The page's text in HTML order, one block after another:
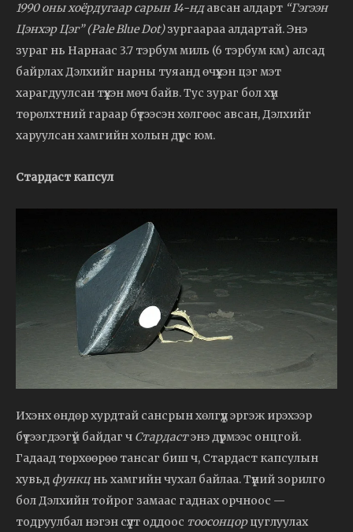
1990 оны хоёрдугаар сарын 14-ндавсан алдарт “Гэгээн
Цэнхэр Цэг” (Pale Blue Dot)зургаараа алдартай. Энэ
зураг нь Нарнаас 3.7 тэрбум миль (6 тэрбум км) алсад
байрлах Дэлхийг нарны туяанд өчүүхэн цэг мэт
харагдуулсан түүхэн мөч байв. Тус зураг бол хүн
төрөлхтний гараар бүтээсэн хөлгөөс авсан, Дэлхийг
харуулсан хамгийн холын дүрс юм.
Стардаст капсул
Ихэнх өндөр хурдтай сансрын хөлгүүд эргэж ирэхээр
бүтээгдээгүй байдаг ч Стардастэнэ дүрмээс онцгой.
Гадаад төрхөөрөө тансаг биш ч, Стардаст капсулын
хувьд функцнь хамгийн чухал байлаа. Түүний зорилго
бол Дэлхийн тойрог замаас гаднах орчноос —
тодруулбал нэгэн сүүлт оддоос тоосонцорцуглуулах